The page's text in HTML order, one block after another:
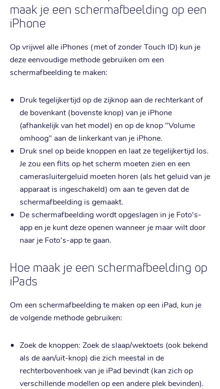
maak je een schermafbeelding op een
iPhone
Op vrijwel alle iPhones (met of zonder Touch ID) kun je
deze eenvoudige methode gebruiken om een
schermafbeelding te maken:
Druk tegelijkertijd op de zijknop aan de rechterkant of
de bovenkant (bovenste knop) van je iPhone
(afhankelijk van het model) en op de knop "Volume
omhoog" aan de linkerkant van je iPhone.
Druk snel op beide knoppen en laat ze tegelijkertijd los.
Je zou een flits op het scherm moeten zien en een
camerasluitergeluid moeten horen (als het geluid van je
apparaat is ingeschakeld) om aan te geven dat de
schermafbeelding is gemaakt.
De schermafbeelding wordt opgeslagen in je Foto's-
app en je kunt deze openen wanneer je maar wilt door
naar je Foto's-app te gaan.
Hoe maak je een schermafbeelding op
iPads
Om een schermafbeelding te maken op een iPad, kun je
de volgende methode gebruiken:
Zoek de knoppen: Zoek de slaap/wektoets (ook bekend
als de aan/uit-knop) die zich meestal in de
rechterbovenhoek van je iPad bevindt (kan zich op
verschillende modellen op een andere plek bevinden).